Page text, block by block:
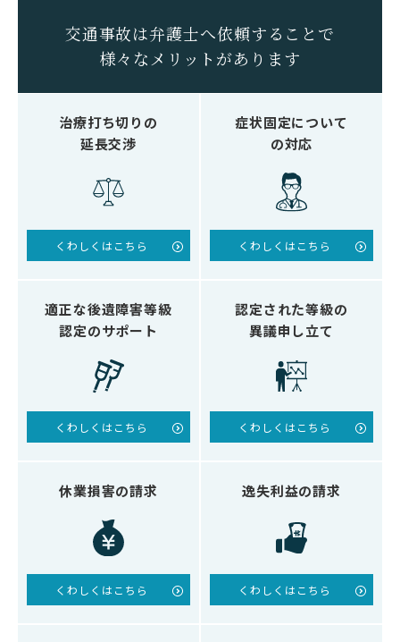
交通事故は弁護士へ依頼することで
様々なメリットがあります
治療打ち切りの
延長交渉
くわしくはこちら
症状固定について
の対応
くわしくはこちら
適正な後遺障害等級
認定のサポート
くわしくはこちら
認定された等級の
異議申し立て
くわしくはこちら
休業損害の請求
くわしくはこちら
逸失利益の請求
くわしくはこちら